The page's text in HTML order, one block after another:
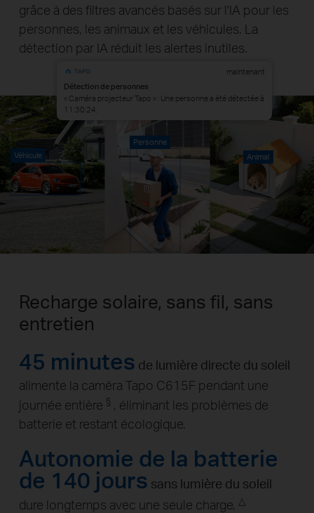
grâce à des filtres avancés basés sur l'IA pour les
personnes, les animaux et les véhicules. La
détection par IA réduit les alertes inutiles.
Véhicule
Personne
Animal
maintenant
Détection de personnes
« Caméra projecteur Tapo » : Une personne a été détectée à
11:30:24.
Recharge solaire, sans fil, sans
entretien
45 minutes de lumière directe du soleil
alimente la caméra Tapo C615F pendant une
journée entière § , éliminant les problèmes de
batterie et restant écologique.
Autonomie de la batterie
de 140 jours sans lumière du soleil
dure longtemps avec une seule charge, △